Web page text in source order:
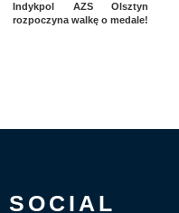
Indykpol AZS Olsztyn
rozpoczyna walkę o medale!
SOCIAL